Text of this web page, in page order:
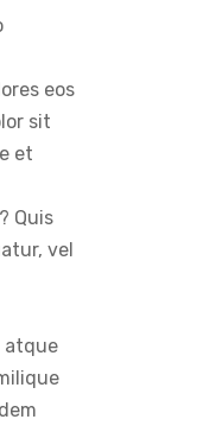
eos
sit
et
Quis
vel
atque